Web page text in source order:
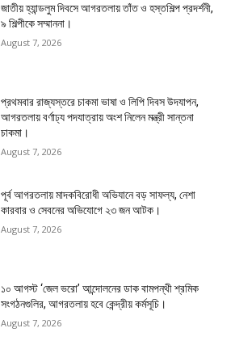
জাতীয় হ্যান্ডলুম দিবসে আগরতলায় তাঁত ও হস্তশিল্প প্রদর্শনী,
৯ শিল্পীকে সম্মাননা।
August 7, 2026
প্রথমবার রাজ্যস্তরে চাকমা ভাষা ও লিপি দিবস উদযাপন,
আগরতলায় বর্ণাঢ্য পদযাত্রায় অংশ নিলেন মন্ত্রী সান্তনা
চাকমা।
August 7, 2026
পূর্ব আগরতলায় মাদকবিরোধী অভিযানে বড় সাফল্য, নেশা
কারবার ও সেবনের অভিযোগে ২৩ জন আটক।
August 7, 2026
১০ আগস্ট ‘জেল ভরো’ আন্দোলনের ডাক বামপন্থী শ্রমিক
সংগঠনগুলির, আগরতলায় হবে কেন্দ্রীয় কর্মসূচি।
August 7, 2026